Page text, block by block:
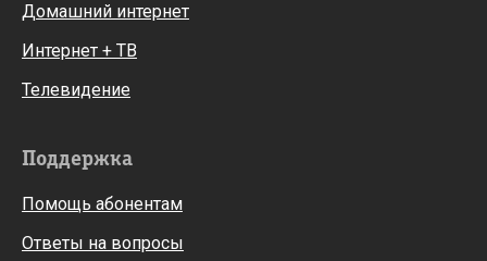
Домашний интернет
Интернет + ТВ
Телевидение
Поддержка
Помощь абонентам
Ответы на вопросы